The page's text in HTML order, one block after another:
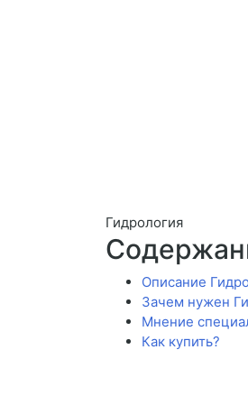
Гидрология
Описание
Зачем нужен
Мнение
Как купить?